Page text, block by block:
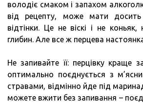
володіє смаком і запахом
від рецепту, може мати досить
відтінки. Це не віскі і не
глибин. Але все ж перцева
Не запивайте її: перцівку краще
оптимально поєднується з
стравами, відмінно йде під
можете вжити без запивання –